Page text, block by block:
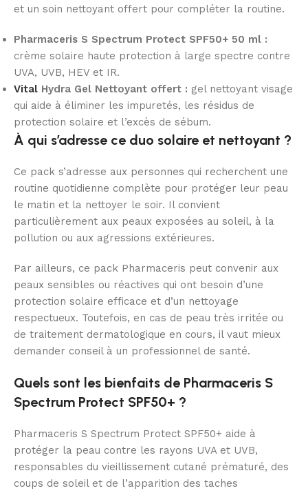
et un soin nettoyant offert pour compléter la routine.
Pharmaceris S Spectrum Protect SPF50+ 50 ml :
crème solaire haute protection à large spectre contre
UVA, UVB, HEV et IR.
Vital Hydra Gel Nettoyant offert : gel nettoyant visage
qui aide à éliminer les impuretés, les résidus de
protection solaire et l’excès de sébum.
À qui s’adresse ce duo solaire et nettoyant ?
Ce pack s’adresse aux personnes qui recherchent une
routine quotidienne complète pour protéger leur peau
le matin et la nettoyer le soir. Il convient
particulièrement aux peaux exposées au soleil, à la
pollution ou aux agressions extérieures.
Par ailleurs, ce pack Pharmaceris peut convenir aux
peaux sensibles ou réactives qui ont besoin d’une
protection solaire efficace et d’un nettoyage
respectueux. Toutefois, en cas de peau très irritée ou
de traitement dermatologique en cours, il vaut mieux
demander conseil à un professionnel de santé.
Quels sont les bienfaits de Pharmaceris S
Spectrum Protect SPF50+ ?
Pharmaceris S Spectrum Protect SPF50+ aide à
protéger la peau contre les rayons UVA et UVB,
responsables du vieillissement cutané prématuré, des
coups de soleil et de l’apparition des taches